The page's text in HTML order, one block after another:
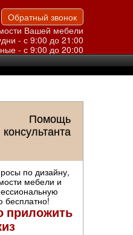
Обратный звонок
Вашей мебели
- с 9:00 до 21:00
- с 9:00 до 20:00
Помощь
консультанта
по дизайну,
мебели и
бесплатно!
приложить